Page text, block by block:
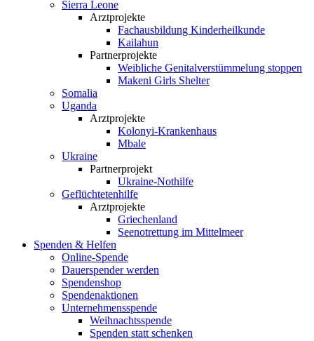
Sierra Leone
Arztprojekte
Fachausbildung Kinderheilkunde
Kailahun
Partnerprojekte
Weibliche Genital­verstümmelung stoppen
Makeni Girls Shelter
Somalia
Uganda
Arztprojekte
Kolonyi-Krankenhaus
Mbale
Ukraine
Partnerprojekt
Ukraine-Nothilfe
Geflüchtetenhilfe
Arztprojekte
Griechenland
Seenotrettung im Mittelmeer
Spenden & Helfen
Online-Spende
Dauerspender werden
Spendenshop
Spendenaktionen
Unternehmens­spende
Weihnachtsspende
Spenden statt schenken